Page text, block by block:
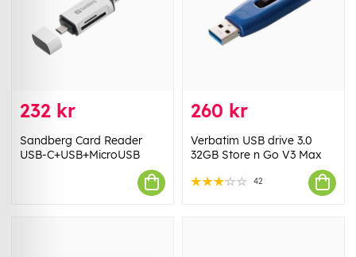
232 kr
Sandberg Card Reader
USB-C+USB+MicroUSB
260 kr
Verbatim USB drive 3.0
32GB Store n Go V3 Max
42